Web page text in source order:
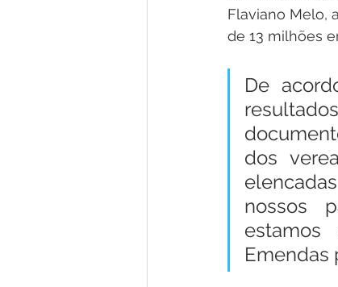
Flaviano Melo,
de 13 milhões
De
dos
nossos
Emendas